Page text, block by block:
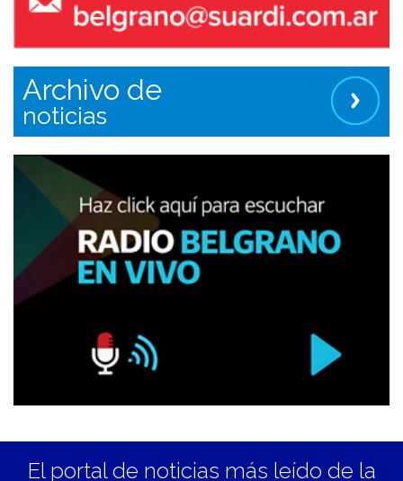
Archivo de
noticias
El portal de noticias más leído de la